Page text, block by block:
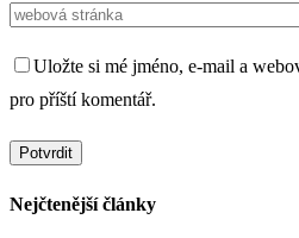
Uložte si mé jméno, e-mail a
pro příští komentář.
Nejčtenější články